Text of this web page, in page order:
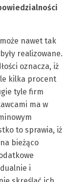
nawet tak
realizowane.
oznacza, iż
kilka procent
tyle firm
ma w
to sprawia, iż
bieżąco
i